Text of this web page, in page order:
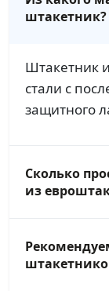
штакетник?
Штакетник
стали с
защитного
Сколько
из